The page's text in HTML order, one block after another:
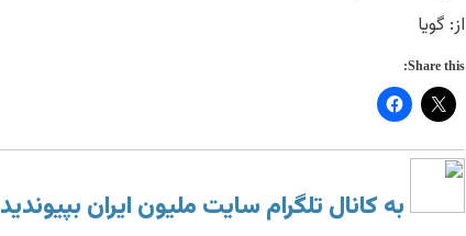
از: گویا
Share this:
به کانال تلگرام سایت ملیون ایران بپیوندید